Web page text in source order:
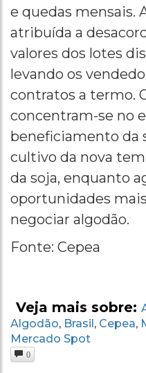
e quedas mensais.
atribuída a
valores dos lotes
levando os
contratos a termo.
concentram-se no
beneficiamento da
cultivo da nova
da soja, enquanto
oportunidades
negociar algodão.
Fonte: Cepea
Veja mais sobre:
Algodão, Brasil, Cepea,
Mercado Spot
0